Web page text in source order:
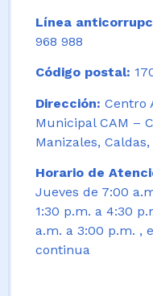
Línea
968 988
Código postal:
Dirección: Centro
Municipal CAM –
Manizales,
Horario de
Jueves de 7:00
1:30 p.m. a 4:30
a.m. a 3:00 p.m. ,
continua